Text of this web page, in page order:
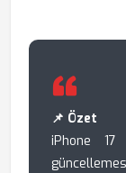
📌 Özet
iPhone 17